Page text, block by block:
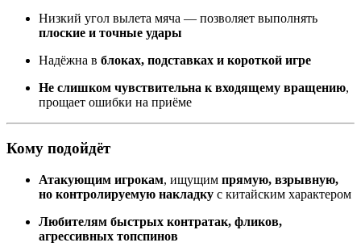
Низкий угол вылета мяча — позволяет выполнять
плоские и точные удары
Надёжна в блоках, подставках и короткой игре
Не слишком чувствительна к входящему вращению,
прощает ошибки на приёме
Кому подойдёт
Атакующим игрокам, ищущим прямую, взрывную,
но контролируемую накладку с китайским характером
Любителям быстрых контратак, фликов,
агрессивных топспинов